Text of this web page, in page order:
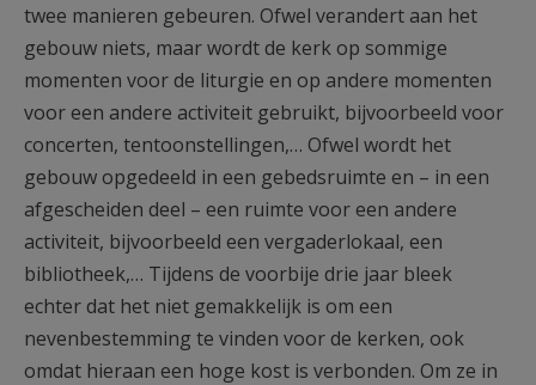
twee manieren gebeuren. Ofwel verandert aan het
gebouw niets, maar wordt de kerk op sommige
momenten voor de liturgie en op andere momenten
voor een andere activiteit gebruikt, bijvoorbeeld voor
concerten, tentoonstellingen,… Ofwel wordt het
gebouw opgedeeld in een gebedsruimte en – in een
afgescheiden deel – een ruimte voor een andere
activiteit, bijvoorbeeld een vergaderlokaal, een
bibliotheek,… Tijdens de voorbije drie jaar bleek
echter dat het niet gemakkelijk is om een
nevenbestemming te vinden voor de kerken, ook
omdat hieraan een hoge kost is verbonden. Om ze in